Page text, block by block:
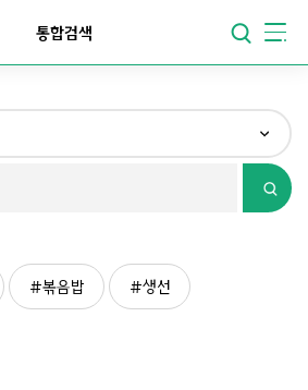
맛있어지는부엌
쉬워지는부엌
통합검색
볶음밥 생선